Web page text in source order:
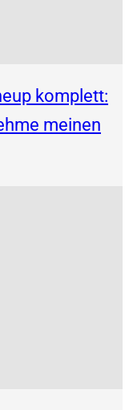
komplett:
meinen